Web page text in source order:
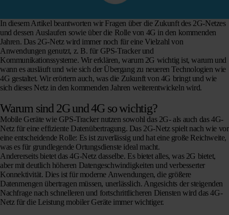
In diesem Artikel beantworten wir Fragen über die Zukunft des 2G-Netzes
und dessen Auslaufen sowie über die Rolle von 4G in den kommenden
Jahren. Das 2G-Netz wird immer noch für eine Vielzahl von
Anwendungen genutzt, z. B. für GPS-Tracker und
Kommunikationssysteme. Wir erklären, warum 2G wichtig ist, warum und
wann es ausläuft und wie sich der Übergang zu neueren Technologien wie
4G gestaltet. Wir erörtern auch, was die Zukunft von 4G bringt und wie
sich dieses Netz in den kommenden Jahren weiterentwickeln wird.
Warum sind 2G und 4G so wichtig?
Mobile Geräte wie GPS-Tracker nutzen sowohl das 2G- als auch das 4G-
Netz für eine effiziente Datenübertragung. Das 2G-Netz spielt nach wie vor
eine entscheidende Rolle: Es ist zuverlässig und hat eine große Reichweite,
was es für grundlegende Ortungsdienste ideal macht.
Andererseits bietet das 4G-Netz dasselbe. Es bietet alles, was 2G bietet,
aber mit deutlich höheren Datengeschwindigkeiten und verbesserter
Konnektivität. Dies ist für moderne Anwendungen, die größere
Datenmengen übertragen müssen, unerlässlich. Angesichts der steigenden
Nachfrage nach schnelleren und fortschrittlicheren Diensten wird das 4G-
Netz für die Leistung mobiler Geräte immer wichtiger.